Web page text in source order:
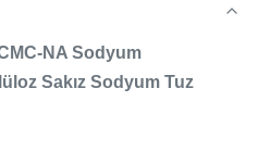
NA Sodyum
Sakız Sodyum Tuz